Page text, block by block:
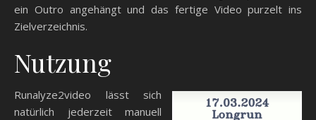
ein Outro angehängt und das fertige Video purzelt ins
Zielverzeichnis.
Nutzung
Runalyze2video lässt sich
natürlich jederzeit manuell